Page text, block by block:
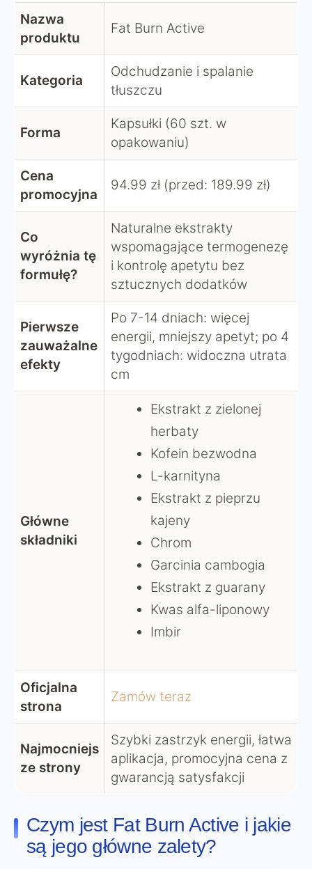
Nazwa
produktu
Fat Burn Active
Kategoria
Odchudzanie i spalanie
tłuszczu
Forma
Kapsułki (60 szt. w
opakowaniu)
Cena
promocyjna
94.99 zł (przed: 189.99 zł)
Co
wyróżnia tę
formułę?
Naturalne ekstrakty
wspomagające termogenezę
i kontrolę apetytu bez
sztucznych dodatków
Pierwsze
zauważalne
efekty
Po 7-14 dniach: więcej
energii, mniejszy apetyt; po 4
tygodniach: widoczna utrata
cm
Główne
składniki
Ekstrakt z zielonej
herbaty
Kofein bezwodna
L-karnityna
Ekstrakt z pieprzu
kajeny
Chrom
Garcinia cambogia
Ekstrakt z guarany
Kwas alfa-liponowy
Imbir
Oficjalna
strona
Zamów teraz
Najmocniejs
ze strony
Szybki zastrzyk energii, łatwa
aplikacja, promocyjna cena z
gwarancją satysfakcji
Czym jest Fat Burn Active i jakie
są jego główne zalety?